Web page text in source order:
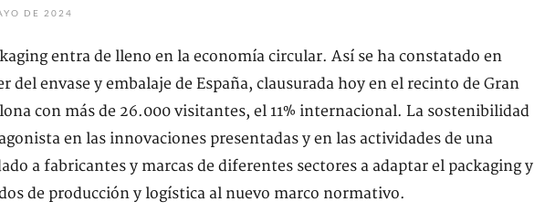
DE 2024
entra de lleno en la economía circular. Así se ha constatado en
del envase y embalaje de España, clausurada hoy en el recinto de Gran
con más de 26.000 visitantes, el 11% internacional. La sostenibilidad
en las innovaciones presentadas y en las actividades de una
a fabricantes y marcas de diferentes sectores a adaptar el packaging y
de producción y logística al nuevo marco normativo.